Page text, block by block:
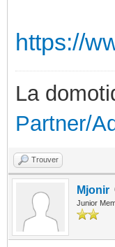
https://
La
Partner/
Trouver
Mjonir
Junior